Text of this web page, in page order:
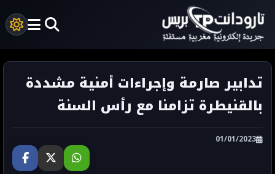
تدابير صارمة وإجراءات أمنية مشددة
بالقنيطرة تزامنا مع رأس السنة
01/01/2023